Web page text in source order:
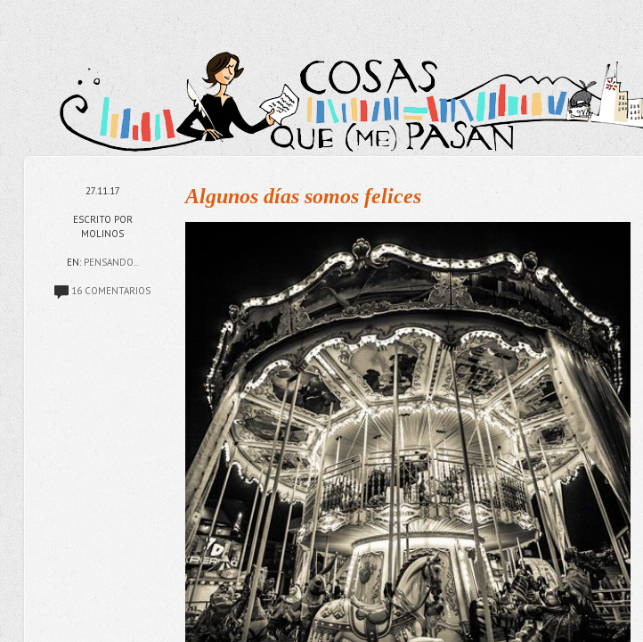
27.11.17
ESCRITO POR
MOLINOS
EN: PENSANDO..
16 COMENTARIOS
Algunos días somos felices